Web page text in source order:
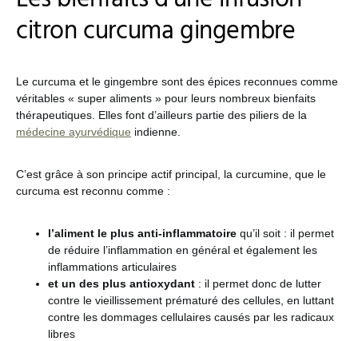
citron curcuma gingembre
Le curcuma et le gingembre sont des épices reconnues comme
véritables « super aliments » pour leurs nombreux bienfaits
thérapeutiques. Elles font d’ailleurs partie des piliers de la
médecine ayurvédique indienne.
C’est grâce à son principe actif principal, la curcumine, que le
curcuma est reconnu comme :
l’aliment le plus anti-inflammatoire qu’il soit : il permet
de réduire l’inflammation en général et également les
inflammations articulaires
et un des plus antioxydant : il permet donc de lutter
contre le vieillissement prématuré des cellules, en luttant
contre les dommages cellulaires causés par les radicaux
libres